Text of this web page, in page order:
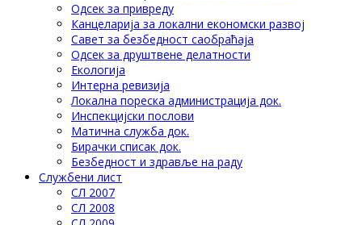
Одсек за привреду
Канцеларија за локални економски развој
Савет за безбедност саобраћаја
Одсек за друштвене делатности
Eкологија
Интерна ревизија
Локална пореска администрација док.
Инспекцијски послови
Матична служба док.
Бирачки списак док.
Безбедност и здравље на раду
Службени лист
СЛ 2007
СЛ 2008